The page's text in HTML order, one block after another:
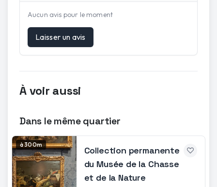
Aucun avis pour le moment
Laisser un avis
À voir aussi
Dans le même quartier
à 300m
Collection permanente
du Musée de la Chasse
et de la Nature